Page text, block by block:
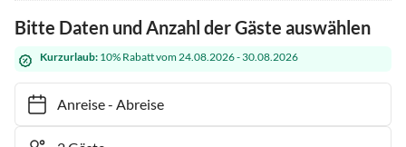
Bitte Daten und Anzahl der Gäste auswählen
Kurzurlaub: 10% Rabatt vom 24.08.2026 - 30.08.2026
Anreise- Abreise